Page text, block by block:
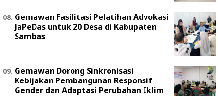
Gemawan Fasilitasi Pelatihan Advokasi
JaPeDas untuk 20 Desa di Kabupaten
Sambas
Gemawan Dorong Sinkronisasi
Kebijakan Pembangunan Responsif
Gender dan Adaptasi Perubahan Iklim